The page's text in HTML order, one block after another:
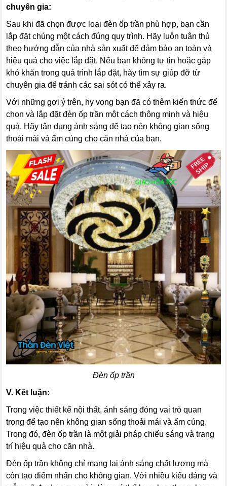
chuyên gia:
Sau khi đã chọn được loại đèn ốp trần phù hợp, bạn cần
lắp đặt chúng một cách đúng quy trình. Hãy luôn tuân thủ
theo hướng dẫn của nhà sản xuất để đảm bảo an toàn và
hiệu quả cho việc lắp đặt. Nếu bạn không tự tin hoặc gặp
khó khăn trong quá trình lắp đặt, hãy tìm sự giúp đỡ từ
chuyên gia để tránh các sai sót có thể xảy ra.
Với những gợi ý trên, hy vọng bạn đã có thêm kiến thức để
chọn và lắp đặt đèn ốp trần một cách thông minh và hiệu
quả. Hãy tận dụng ánh sáng để tạo nên không gian sống
thoải mái và ấm cúng cho căn nhà của bạn.
Đèn ốp trần
V. Kết luận:
Trong việc thiết kế nội thất, ánh sáng đóng vai trò quan
trọng để tạo nên không gian sống thoải mái và ấm cúng.
Trong đó, đèn ốp trần là một giải pháp chiếu sáng và trang
trí hiệu quả cho căn nhà.
Đèn ốp trần không chỉ mang lại ánh sáng chất lượng mà
còn tạo điểm nhấn cho không gian. Với nhiều kiểu dáng và